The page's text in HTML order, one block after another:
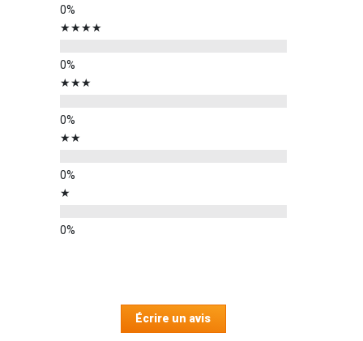
★★★★
★★★
★★
★
Écrire un avis